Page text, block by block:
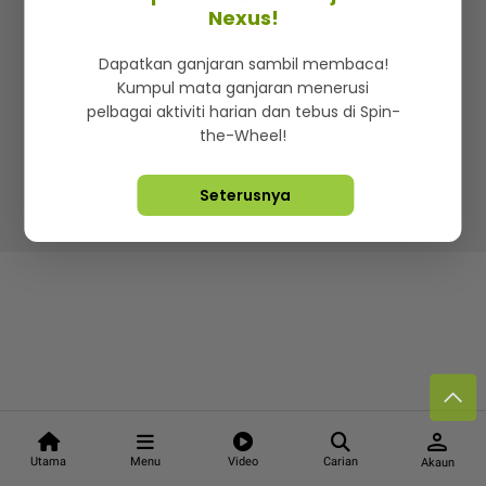
Utama Menu Video Carian
person
Akaun
Iklan di SMG360
Terma & Syarat Dasar Privasi
Lebih hot, viral dan sensasi
Hakcipta Terpelihara ©2026. Star Media Group Berhad
Nexus!
Dapatkan ganjaran sambil membaca!
Kumpul mata ganjaran menerusi
pelbagai aktiviti harian dan tebus di Spin-
the-Wheel!
Seterusnya